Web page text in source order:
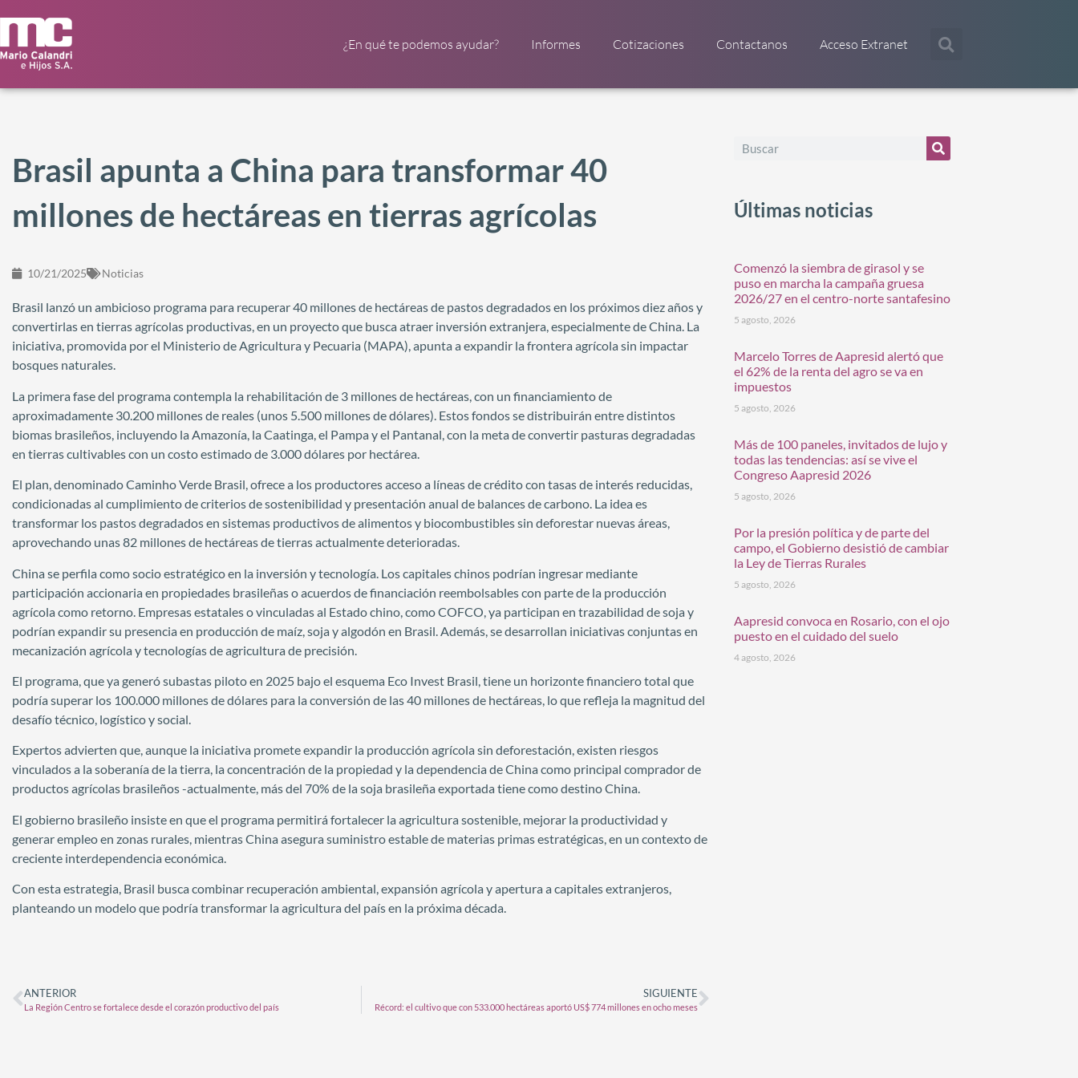
¿En qué te podemos ayudar? Informes Cotizaciones Contactanos Acceso Extranet
Brasil apunta a China para transformar 40
millones de hectáreas en tierras agrícolas
10/21/2025 Noticias
Brasil lanzó un ambicioso programa para recuperar 40 millones de hectáreas de pastos degradados en los próximos diez años y
convertirlas en tierras agrícolas productivas, en un proyecto que busca atraer inversión extranjera, especialmente de China. La
iniciativa, promovida por el Ministerio de Agricultura y Pecuaria (MAPA), apunta a expandir la frontera agrícola sin impactar
bosques naturales.
La primera fase del programa contempla la rehabilitación de 3 millones de hectáreas, con un financiamiento de
aproximadamente 30.200 millones de reales (unos 5.500 millones de dólares). Estos fondos se distribuirán entre distintos
biomas brasileños, incluyendo la Amazonía, la Caatinga, el Pampa y el Pantanal, con la meta de convertir pasturas degradadas
en tierras cultivables con un costo estimado de 3.000 dólares por hectárea.
El plan, denominado Caminho Verde Brasil, ofrece a los productores acceso a líneas de crédito con tasas de interés reducidas,
condicionadas al cumplimiento de criterios de sostenibilidad y presentación anual de balances de carbono. La idea es
transformar los pastos degradados en sistemas productivos de alimentos y biocombustibles sin deforestar nuevas áreas,
aprovechando unas 82 millones de hectáreas de tierras actualmente deterioradas.
China se perfila como socio estratégico en la inversión y tecnología. Los capitales chinos podrían ingresar mediante
participación accionaria en propiedades brasileñas o acuerdos de financiación reembolsables con parte de la producción
agrícola como retorno. Empresas estatales o vinculadas al Estado chino, como COFCO, ya participan en trazabilidad de soja y
podrían expandir su presencia en producción de maíz, soja y algodón en Brasil. Además, se desarrollan iniciativas conjuntas en
mecanización agrícola y tecnologías de agricultura de precisión.
El programa, que ya generó subastas piloto en 2025 bajo el esquema Eco Invest Brasil, tiene un horizonte financiero total que
podría superar los 100.000 millones de dólares para la conversión de las 40 millones de hectáreas, lo que refleja la magnitud del
desafío técnico, logístico y social.
Expertos advierten que, aunque la iniciativa promete expandir la producción agrícola sin deforestación, existen riesgos
vinculados a la soberanía de la tierra, la concentración de la propiedad y la dependencia de China como principal comprador de
productos agrícolas brasileños -actualmente, más del 70% de la soja brasileña exportada tiene como destino China.
El gobierno brasileño insiste en que el programa permitirá fortalecer la agricultura sostenible, mejorar la productividad y
generar empleo en zonas rurales, mientras China asegura suministro estable de materias primas estratégicas, en un contexto de
creciente interdependencia económica.
Con esta estrategia, Brasil busca combinar recuperación ambiental, expansión agrícola y apertura a capitales extranjeros,
planteando un modelo que podría transformar la agricultura del país en la próxima década.
ANTERIOR
La Región Centro se fortalece desde el corazón productivo del país
SIGUIENTE
Récord: el cultivo que con 533.000 hectáreas aportó US$ 774 millones en ocho meses
Últimas noticias
Comenzó la siembra de girasol y se
puso en marcha la campaña gruesa
2026/27 en el centro-norte santafesino
5 agosto, 2026
Marcelo Torres de Aapresid alertó que
el 62% de la renta del agro se va en
impuestos
5 agosto, 2026
Más de 100 paneles, invitados de lujo y
todas las tendencias: así se vive el
Congreso Aapresid 2026
5 agosto, 2026
Por la presión política y de parte del
campo, el Gobierno desistió de cambiar
la Ley de Tierras Rurales
5 agosto, 2026
Aapresid convoca en Rosario, con el ojo
puesto en el cuidado del suelo
4 agosto, 2026